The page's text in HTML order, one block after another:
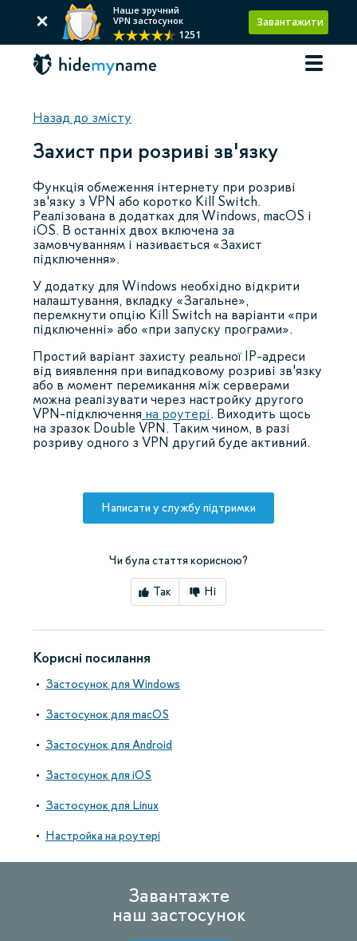
Наше зручний
VPN застосунок
1251
Завантажити
Назад до змісту
Захист при розриві зв'язку
Функція обмеження інтернету при розриві
зв'язку з VPN або коротко Kill Switch.
Реалізована в додатках для Windows, macOS і
iOS. В останніх двох включена за
замовчуванням і називається «Захист
підключення».
У додатку для Windows необхідно відкрити
налаштування, вкладку «Загальне»,
перемкнути опцію Kill Switch на варіанти «при
підключенні» або «при запуску програми».
Простий варіант захисту реальної IP-адреси
від виявлення при випадковому розриві зв'язку
або в момент перемикання між серверами
можна реалізувати через настройку другого
VPN-підключення на роутері. Виходить щось
на зразок Double VPN. Таким чином, в разі
розриву одного з VPN другий буде активний.
Написати у службу підтримки
Чи була стаття корисною?
Так Ні
Корисні посилання
Застосунок для Windows
Застосунок для macOS
Застосунок для Android
Застосунок для iOS
Застосунок для Linux
Настройка на роутері
Завантажте
наш застосунок